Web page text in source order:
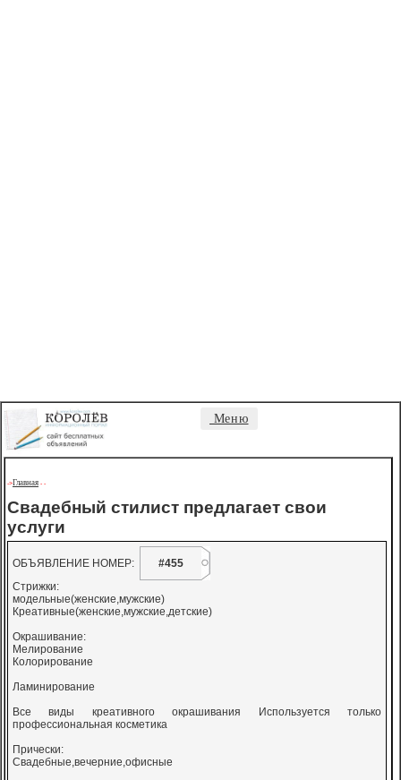
Меню
->Главная - -
Свадебный стилист предлагает свои
услуги
ОБЪЯВЛЕНИЕ НОМЕР:
#455
Стрижки:
модельные(женские,мужские)
Креативные(женские,мужские,детские)
Окрашивание:
Мелирование
Колорирование
Ламинирование
Все виды креативного окрашивания Используется только
профессиональная косметика
Прически:
Свадебные,вечерние,офисные